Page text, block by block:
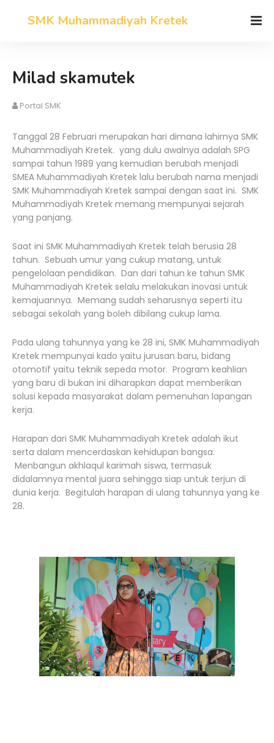
SMK Muhammadiyah Kretek
Milad skamutek
Portal SMK
Tanggal 28 Februari merupakan hari dimana lahirnya SMK
Muhammadiyah Kretek. yang dulu awalnya adalah SPG
sampai tahun 1989 yang kemudian berubah menjadi
SMEA Muhammadiyah Kretek lalu berubah nama menjadi
SMK Muhammadiyah Kretek sampai dengan saat ini. SMK
Muhammadiyah Kretek memang mempunyai sejarah
yang panjang.
Saat ini SMK Muhammadiyah Kretek telah berusia 28
tahun. Sebuah umur yang cukup matang, untuk
pengelolaan pendidikan. Dan dari tahun ke tahun SMK
Muhammadiyah Kretek selalu melakukan inovasi untuk
kemajuannya. Memang sudah seharusnya seperti itu
sebagai sekolah yang boleh dibilang cukup lama.
Pada ulang tahunnya yang ke 28 ini, SMK Muhammadiyah
Kretek mempunyai kado yaitu jurusan baru, bidang
otomotif yaitu teknik sepeda motor. Program keahlian
yang baru di bukan ini diharapkan dapat memberikan
solusi kepada masyarakat dalam pemenuhan lapangan
kerja.
Harapan dari SMK Muhammadiyah Kretek adalah ikut
serta dalam mencerdaskan kehidupan bangsa.
Menbangun akhlaqul karimah siswa, termasuk
didalamnya mental juara sehingga siap untuk terjun di
dunia kerja. Begitulah harapan di ulang tahunnya yang ke
28.